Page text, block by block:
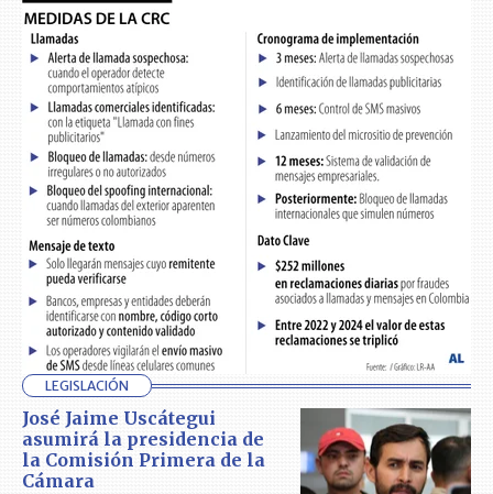
LEGISLACIÓN
José Jaime Uscátegui
asumirá la presidencia de
la Comisión Primera de la
Cámara